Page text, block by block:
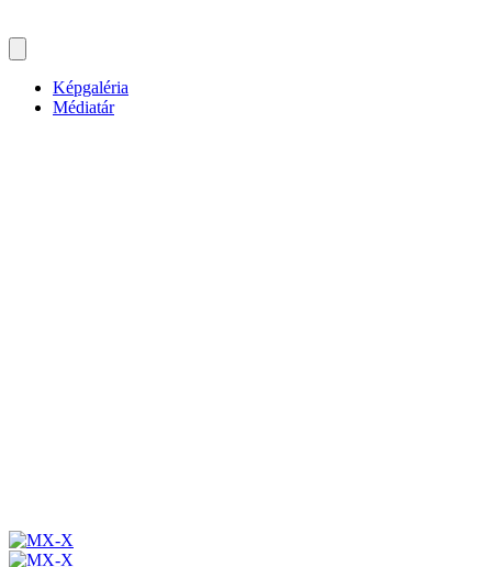
Képgaléria
Médiatár